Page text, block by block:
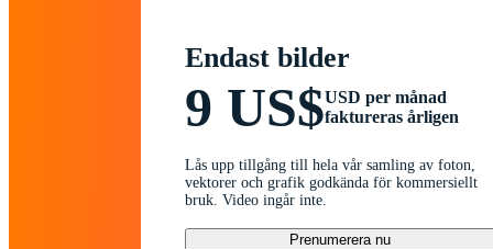
Endast bilder
9 US$USD per månad
faktureras årligen
Lås upp tillgång till hela vår samling av foton,
vektorer och grafik godkända för kommersiellt
bruk. Video ingår inte.
Prenumerera nu